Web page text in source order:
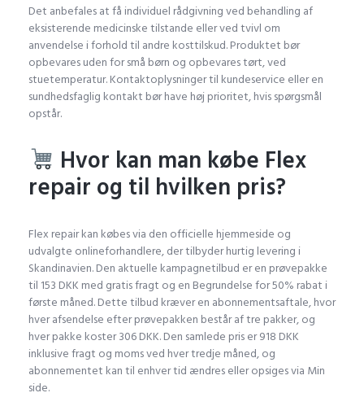
Det anbefales at få individuel rådgivning ved behandling af
eksisterende medicinske tilstande eller ved tvivl om
anvendelse i forhold til andre kosttilskud. Produktet bør
opbevares uden for små børn og opbevares tørt, ved
stuetemperatur. Kontaktoplysninger til kundeservice eller en
sundhedsfaglig kontakt bør have høj prioritet, hvis spørgsmål
opstår.
Hvor kan man købe Flex
repair og til hvilken pris?
Flex repair kan købes via den officielle hjemmeside og
udvalgte onlineforhandlere, der tilbyder hurtig levering i
Skandinavien. Den aktuelle kampagnetilbud er en prøvepakke
til 153 DKK med gratis fragt og en Begrundelse for 50% rabat i
første måned. Dette tilbud kræver en abonnementsaftale, hvor
hver afsendelse efter prøvepakken består af tre pakker, og
hver pakke koster 306 DKK. Den samlede pris er 918 DKK
inklusive fragt og moms ved hver tredje måned, og
abonnementet kan til enhver tid ændres eller opsiges via Min
side.